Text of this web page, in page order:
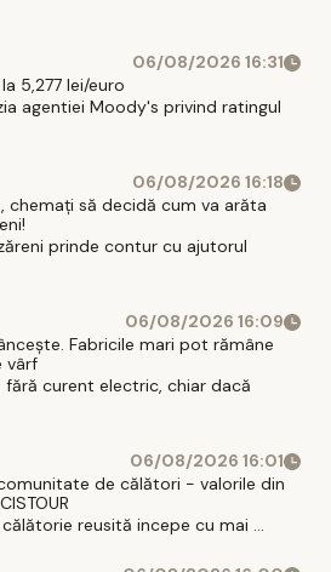
06/08/2026 16:31
5,277 lei/euro
agentiei Moody's privind ratingul
06/08/2026 16:18
chemați să decidă cum va arăta
prinde contur cu ajutorul
06/08/2026 16:09
Fabricile mari pot rămâne
vârf
fără curent electric, chiar dacă
06/08/2026 16:01
de călători - valorile din
reusită incepe cu mai ...